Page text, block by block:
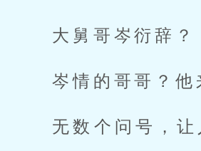
大舅哥岑衍辞？
岑情的哥哥？他
无数个问号，让